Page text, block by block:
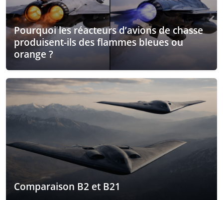
Pourquoi les réacteurs d’avions de chasse
produisent-ils des flammes bleues ou
orange ?
Comparaison B2 et B21